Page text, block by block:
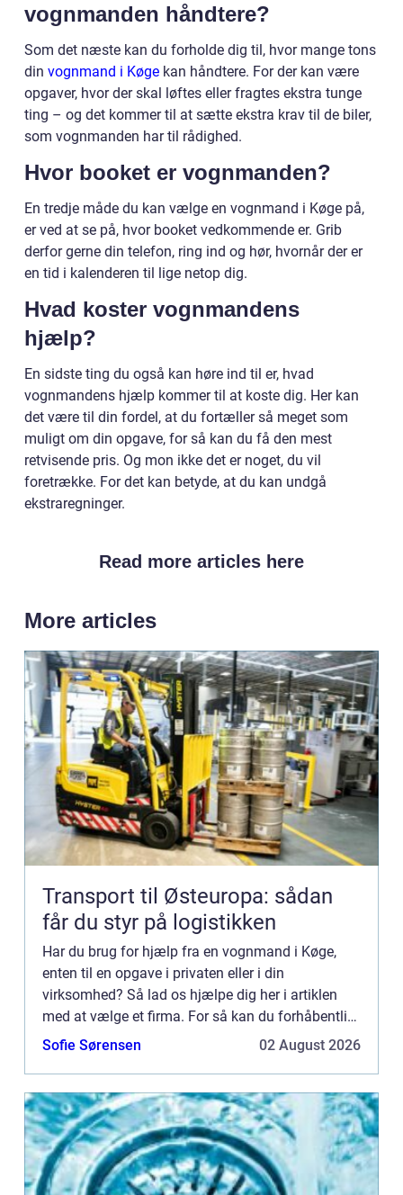
vognmanden håndtere?
Som det næste kan du forholde dig til, hvor mange tons
din vognmand i Køge kan håndtere. For der kan være
opgaver, hvor der skal løftes eller fragtes ekstra tunge
ting – og det kommer til at sætte ekstra krav til de biler,
som vognmanden har til rådighed.
Hvor booket er vognmanden?
En tredje måde du kan vælge en vognmand i Køge på,
er ved at se på, hvor booket vedkommende er. Grib
derfor gerne din telefon, ring ind og hør, hvornår der er
en tid i kalenderen til lige netop dig.
Hvad koster vognmandens
hjælp?
En sidste ting du også kan høre ind til er, hvad
vognmandens hjælp kommer til at koste dig. Her kan
det være til din fordel, at du fortæller så meget som
muligt om din opgave, for så kan du få den mest
retvisende pris. Og mon ikke det er noget, du vil
foretrække. For det kan betyde, at du kan undgå
ekstraregninger.
Read more articles here
More articles
Transport til Østeuropa: sådan
får du styr på logistikken
Har du brug for hjælp fra en vognmand i Køge,
enten til en opgave i privaten eller i din
virksomhed? Så lad os hjælpe dig her i artiklen
med at vælge et firma. For så kan du forhåbentlig
også hurtigere komme i mål med det, der skal
Sofie Sørensen 02 August 2026